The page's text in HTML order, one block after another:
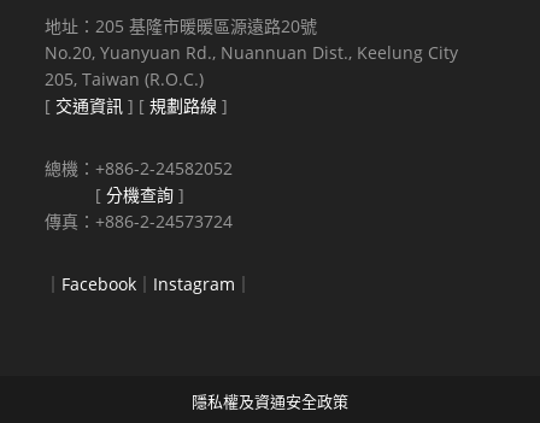
地址：205 基隆市暖暖區源遠路20號
No.20, Yuanyuan Rd., Nuannuan Dist., Keelung City
205, Taiwan (R.O.C.)
[ 交通資訊 ] [規劃路線 ]
總機：+886-2-24582052
[分機查詢 ]
傳真：+886-2-24573724
｜ Facebook ｜ Instagram ｜
隱私權及資通安全政策